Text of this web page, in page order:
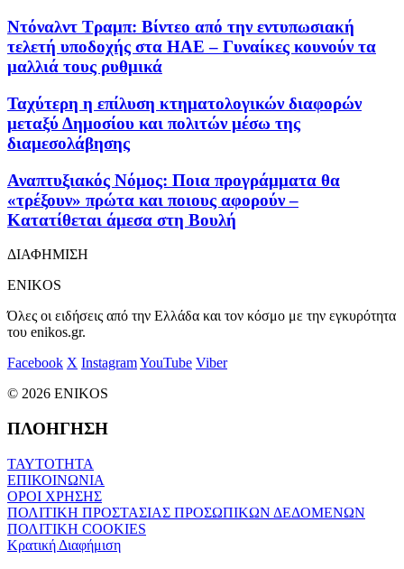
Ντόναλντ Τραμπ: Βίντεο από την εντυπωσιακή
τελετή υποδοχής στα ΗΑΕ – Γυναίκες κουνούν τα
μαλλιά τους ρυθμικά
Ταχύτερη η επίλυση κτηματολογικών διαφορών
μεταξύ Δημοσίου και πολιτών μέσω της
διαμεσολάβησης
Αναπτυξιακός Νόμος: Ποια προγράμματα θα
«τρέξουν» πρώτα και ποιους αφορούν –
Κατατίθεται άμεσα στη Βουλή
ΔΙΑΦΗΜΙΣΗ
ENIKOS
Όλες οι ειδήσεις από την Ελλάδα και τον κόσμο με την εγκυρότητα
του enikos.gr.
Facebook X InstagramYouTube Viber
© 2026 ENIKOS
ΠΛΟΗΓΗΣΗ
ΤΑΥΤΟΤΗΤΑ
ΕΠΙΚΟΙΝΩΝΙΑ
ΟΡΟΙ ΧΡΗΣΗΣ
ΠΟΛΙΤΙΚΗ ΠΡΟΣΤΑΣΙΑΣ ΠΡΟΣΩΠΙΚΩΝ ΔΕΔΟΜΕΝΩΝ
ΠΟΛΙΤΙΚΗ COOKIES
Κρατική Διαφήμιση